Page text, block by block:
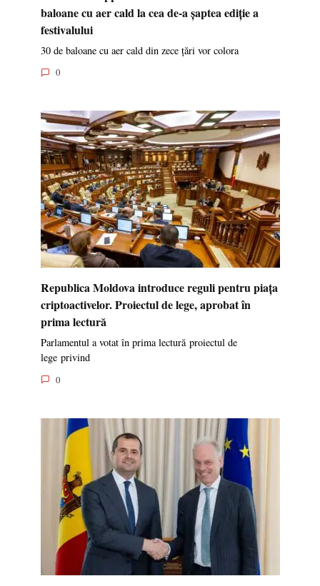
baloane cu aer cald la cea de-a șaptea ediție a
festivalului
30 de baloane cu aer cald din zece țări vor colora
0
Republica Moldova introduce reguli pentru piața
criptoactivelor. Proiectul de lege, aprobat în
prima lectură
Parlamentul a votat în prima lectură proiectul de
lege privind
0